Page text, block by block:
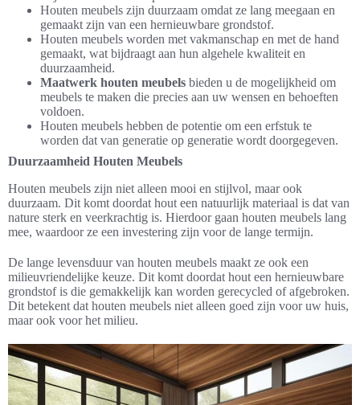
Houten meubels zijn duurzaam omdat ze lang meegaan en
gemaakt zijn van een hernieuwbare grondstof.
Houten meubels worden met vakmanschap en met de hand
gemaakt, wat bijdraagt aan hun algehele kwaliteit en
duurzaamheid.
Maatwerk houten meubels bieden u de mogelijkheid om
meubels te maken die precies aan uw wensen en behoeften
voldoen.
Houten meubels hebben de potentie om een erfstuk te
worden dat van generatie op generatie wordt doorgegeven.
Duurzaamheid Houten Meubels
Houten meubels zijn niet alleen mooi en stijlvol, maar ook
duurzaam. Dit komt doordat hout een natuurlijk materiaal is dat van
nature sterk en veerkrachtig is. Hierdoor gaan houten meubels lang
mee, waardoor ze een investering zijn voor de lange termijn.
De lange levensduur van houten meubels maakt ze ook een
milieuvriendelijke keuze. Dit komt doordat hout een hernieuwbare
grondstof is die gemakkelijk kan worden gerecycled of afgebroken.
Dit betekent dat houten meubels niet alleen goed zijn voor uw huis,
maar ook voor het milieu.